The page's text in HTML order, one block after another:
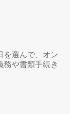
を選んで、オン
務や書類手続き